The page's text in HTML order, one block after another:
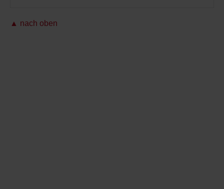
▲ nach oben